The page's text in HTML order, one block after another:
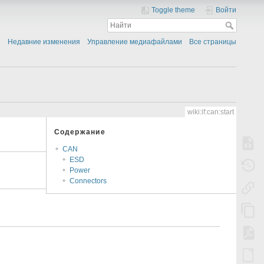
Toggle theme Войти
Недавние изменения Управление медиафайлами Все страницы
wiki:if:can:start
Содержание
CAN
ESD
Power
Connectors